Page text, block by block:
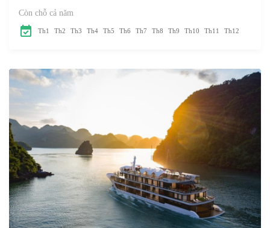
là một lựa...
Còn chỗ cả năm
Th1 Th2 Th3 Th4 Th5 Th6 Th7 Th8 Th9 Th10 Th11 Th12